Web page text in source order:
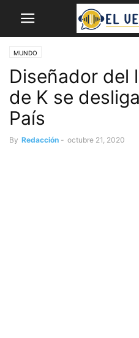
MUNDO
Diseñador del
de K se
País
By Redacción - octubre 21, 2020